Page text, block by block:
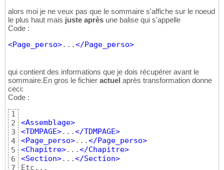
alors moi je ne veux pas que le sommaire s'affiche sur le noeud
le plus haut mais juste après une balise qui s'appelle
Code :
<Page_perso>...</Page_perso>
qui contient des informations que je dois récupérer avant le
sommaire.En gros le fichier actuel après transformation donne
ceci:
Code :
1
2
3
4
5
6
7
<Assemblage>
<TDMPAGE>...</TDMPAGE>
<Page_perso>...</Page_perso>
<Chapitre>...</Chapitre>
<Section>...</Section>